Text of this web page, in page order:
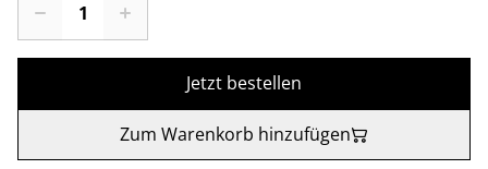
Jetzt bestellen
Zum Warenkorb hinzufügen